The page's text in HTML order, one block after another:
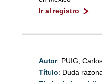
Ir al registro
Autor: PUIG, Carlos
Título: Duda